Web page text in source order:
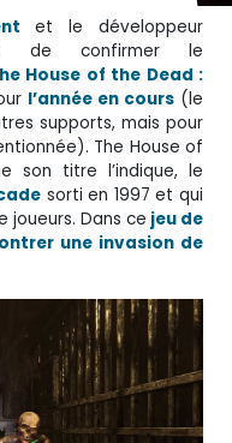
et le développeur
de confirmer le
House of the Dead :
l’année en cours(le
supports, mais pour
The House of
son titre l’indique, le
sorti en 1997 et qui
Dans ce jeu de
une invasion de